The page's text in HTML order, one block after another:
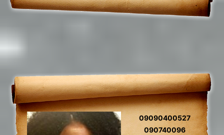
09090400527
090740096